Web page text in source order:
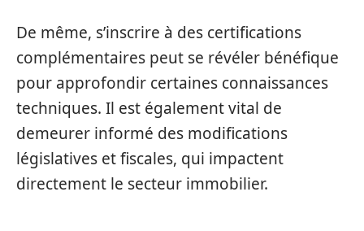
De même, s’inscrire à des certifications
complémentaires peut se révéler bénéfique
pour approfondir certaines connaissances
techniques. Il est également vital de
demeurer informé des modifications
législatives et fiscales, qui impactent
directement le secteur immobilier.